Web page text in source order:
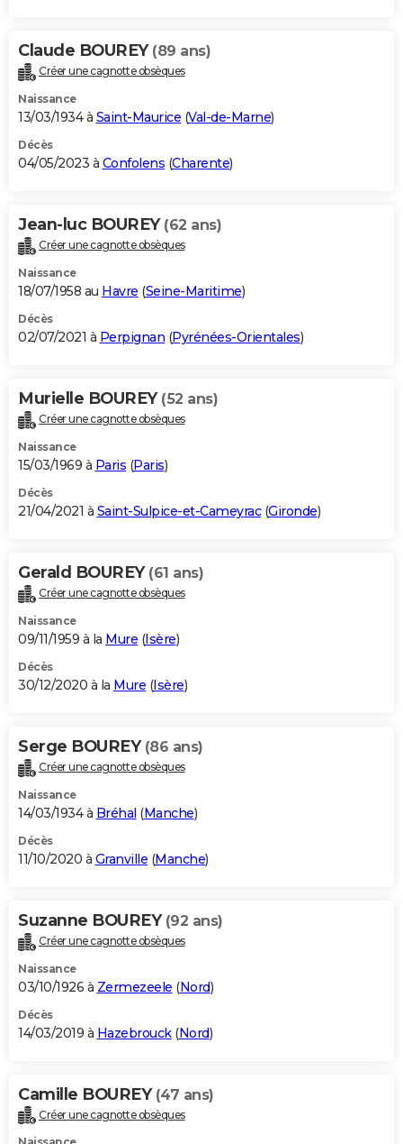
Claude BOUREY (89 ans)
Créer une cagnotte obsèques
Naissance
13/03/1934 à Saint-Maurice (Val-de-Marne)
Décès
04/05/2023 à Confolens (Charente)
Jean-luc BOUREY (62 ans)
Créer une cagnotte obsèques
Naissance
18/07/1958 au Havre (Seine-Maritime)
Décès
02/07/2021 à Perpignan (Pyrénées-Orientales)
Murielle BOUREY (52 ans)
Créer une cagnotte obsèques
Naissance
15/03/1969 à Paris (Paris)
Décès
21/04/2021 à Saint-Sulpice-et-Cameyrac(Gironde)
Gerald BOUREY (61 ans)
Créer une cagnotte obsèques
Naissance
09/11/1959 à la Mure (Isère)
Décès
30/12/2020 à la Mure (Isère)
Serge BOUREY (86 ans)
Créer une cagnotte obsèques
Naissance
14/03/1934 à Bréhal (Manche)
Décès
11/10/2020 à Granville (Manche)
Suzanne BOUREY (92 ans)
Créer une cagnotte obsèques
Naissance
03/10/1926 à Zermezeele (Nord)
Décès
14/03/2019 à Hazebrouck(Nord)
Camille BOUREY (47 ans)
Créer une cagnotte obsèques